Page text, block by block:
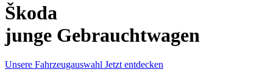
Škoda
junge Gebrauchtwagen
Unsere Fahrzeugauswahl Jetzt entdecken